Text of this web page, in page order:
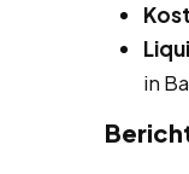
in